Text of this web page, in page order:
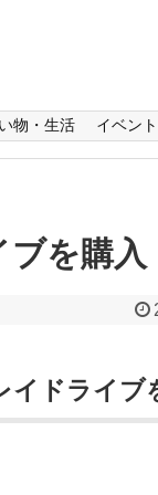
物・生活 イベン
を購入
ドライブ